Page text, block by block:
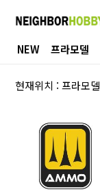
NEW 프라모델
현재위치 :프라모델